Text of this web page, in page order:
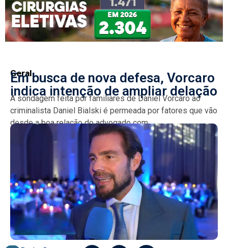
Geral
Em busca de nova defesa, Vorcaro
indica intenção de ampliar delação
A sondagem feita por familiares de Daniel Vorcaro ao
criminalista Daniel Bialski é permeada por fatores que vão
desde a boa relação do advogado com...